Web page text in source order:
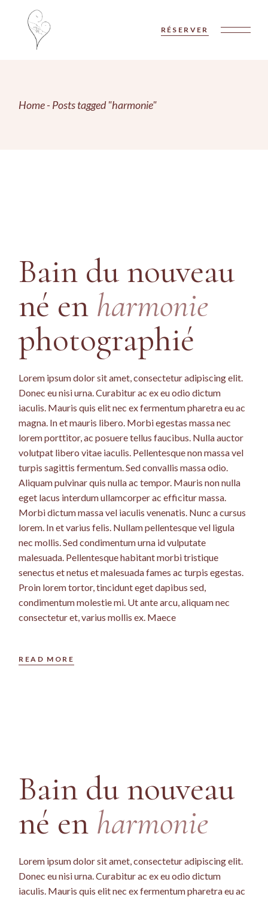
content
RÉSERVER
Home Posts tagged "harmonie"
Bain du nouveau
né en harmonie
photographié
Lorem ipsum dolor sit amet, consectetur adipiscing elit.
Donec eu nisi urna. Curabitur ac ex eu odio dictum
iaculis. Mauris quis elit nec ex fermentum pharetra eu ac
magna. In et mauris libero. Morbi egestas massa nec
lorem porttitor, ac posuere tellus faucibus. Nulla auctor
volutpat libero vitae iaculis. Pellentesque non massa vel
turpis sagittis fermentum. Sed convallis massa odio.
Aliquam pulvinar quis nulla ac tempor. Mauris non nulla
eget lacus interdum ullamcorper ac efficitur massa.
Morbi dictum massa vel iaculis venenatis. Nunc a cursus
lorem. In et varius felis. Nullam pellentesque vel ligula
nec mollis. Sed condimentum urna id vulputate
malesuada. Pellentesque habitant morbi tristique
senectus et netus et malesuada fames ac turpis egestas.
Proin lorem tortor, tincidunt eget dapibus sed,
condimentum molestie mi. Ut ante arcu, aliquam nec
consectetur et, varius mollis ex. Maece
READ MORE
Bain du nouveau
né en harmonie
Lorem ipsum dolor sit amet, consectetur adipiscing elit.
Donec eu nisi urna. Curabitur ac ex eu odio dictum
iaculis. Mauris quis elit nec ex fermentum pharetra eu ac